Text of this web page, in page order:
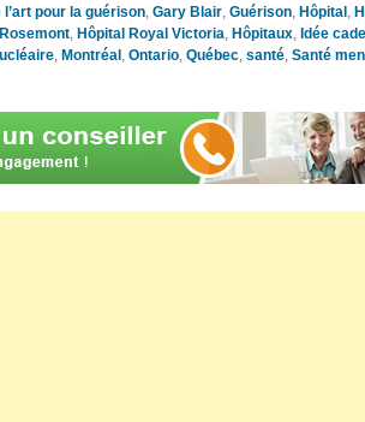
l’art pour la guérison Gary Blair Guérison Hôpital
Hôpital Royal Victoria Hôpitaux Idée
Montréal Ontario Québec santé Santé